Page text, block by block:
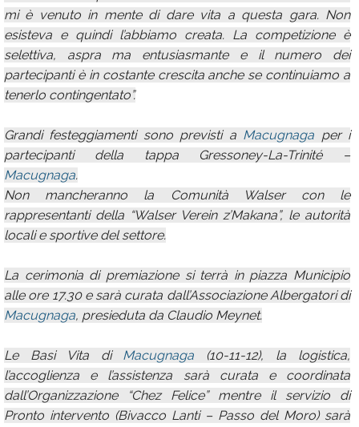
mi è venuto in mente di dare vita a questa gara. Non
esisteva e quindi l’abbiamo creata. La competizione è
selettiva, aspra ma entusiasmante e il numero dei
partecipanti è in costante crescita anche se continuiamo a
tenerlo contingentato”.
Grandi festeggiamenti sono previsti a Macugnaga per i
partecipanti della tappa Gressoney-La-Trinité –
Macugnaga.
Non mancheranno la Comunità Walser con le
rappresentanti della “Walser Verein z’Makana”, le autorità
locali e sportive del settore.
La cerimonia di premiazione si terrà in piazza Municipio
alle ore 17.30 e sarà curata dall’Associazione Albergatori di
Macugnaga, presieduta da Claudio Meynet.
Le Basi Vita di Macugnaga (10-11-12), la logistica,
l’accoglienza e l’assistenza sarà curata e coordinata
dall’Organizzazione “Chez Felice” mentre il servizio di
Pronto intervento (Bivacco Lanti – Passo del Moro) sarà